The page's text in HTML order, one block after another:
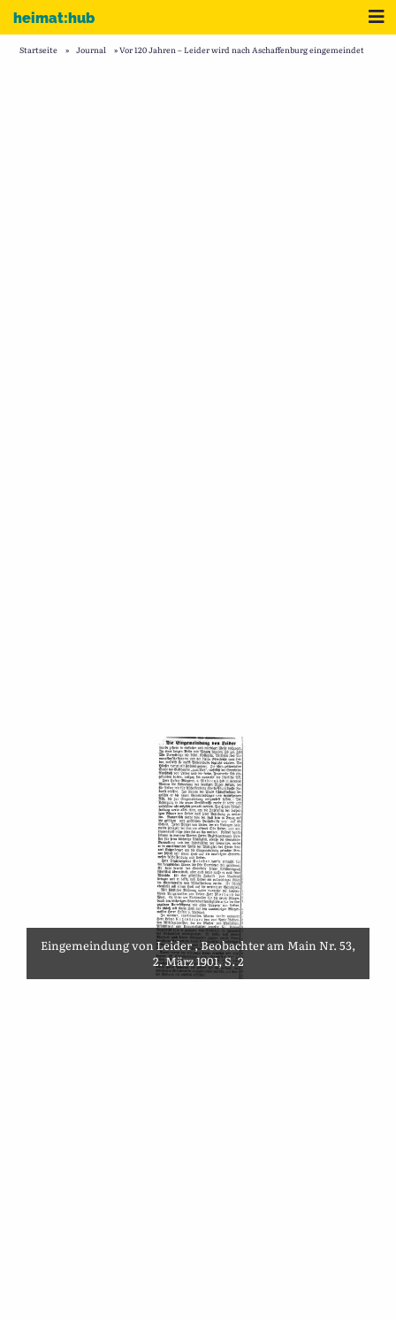
Zum Inhalt
heimat:hub
Startseite » Journal »Vor 120 Jahren – Leider wird nach Aschaffenburg eingemeindet
Eingemeindung von Leider , Beobachter am Main Nr. 53,
2. März 1901, S. 2